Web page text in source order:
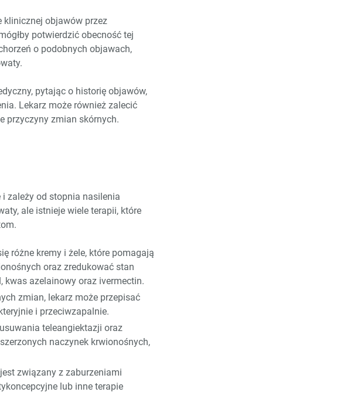
klinicznej objawów przez
potwierdzić obecność tej
o podobnych objawach,
pytając o historię objawów,
Lekarz może również zalecić
przyczyny zmian skórnych.
zależy od stopnia nasilenia
ale istnieje wiele terapii, które
różne kremy i żele, które pomagają
oraz zredukować stan
kwas azelainowy oraz ivermectin.
zmian, lekarz może przepisać
i przeciwzapalnie.
teleangiektazji oraz
naczynek krwionośnych,
związany z zaburzeniami
lub inne terapie